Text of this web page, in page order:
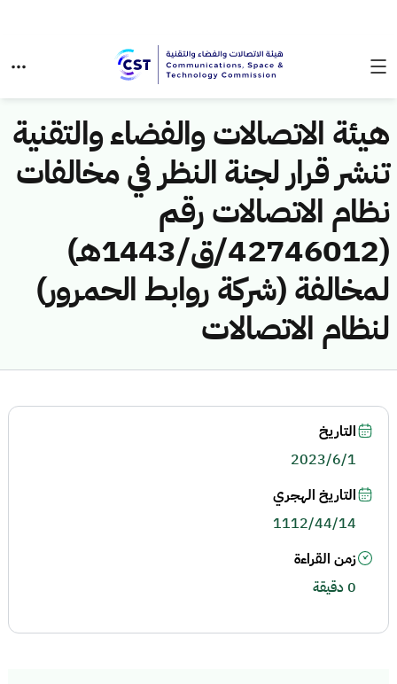
هيئة الاتصالات والفضاء والتقنية
تنشر قرار لجنة النظر في مخالفات
نظام الاتصالات رقم
(42746012/ق/1443هـ)
لمخالفة (شركة روابط الحمرور)
لنظام الاتصالات
التاريخ
2023/6/1
التاريخ الهجري
1112/44/14
زمن القراءة
0 دقيقة